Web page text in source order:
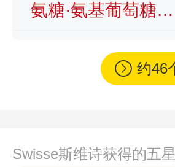
氨糖·氨基葡萄糖品牌榜
约46
Swisse斯维诗获得的五